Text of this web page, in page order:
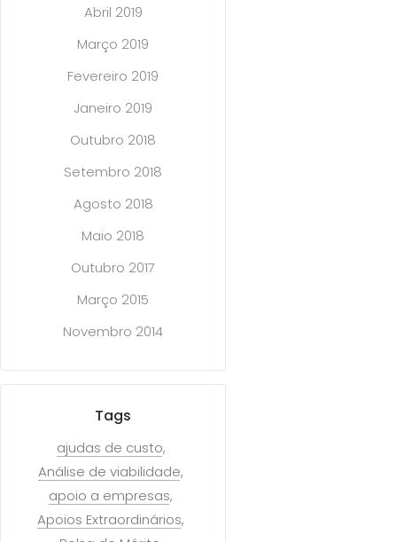
Abril 2019
Março 2019
Fevereiro 2019
Janeiro 2019
Outubro 2018
Setembro 2018
Agosto 2018
Maio 2018
Outubro 2017
Março 2015
Novembro 2014
Tags
ajudas de custo
Análise de viabilidade
apoio a empresas
Apoios Extraordinários